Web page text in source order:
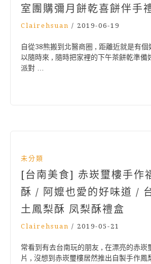
室團購彌月餅乾喜餅伴手
Clairehsuan / 2019-06-19
自從38熊搬到北醫商圈 , 距離近就是有
以隨時來 , 隨時把家裡的下午茶餅乾準備
派對 …
未分類
[台南美食] 赤崁璽樓手作
酥 / 阿嬤也愛的好味道 /
土鳳梨酥 凤梨酥禮盒
Clairehsuan / 2019-05-21
常看到有去台南玩的朋友 , 在漂亮的赤崁
片 , 沒想到赤崁璽樓居然推出自製手作鳳